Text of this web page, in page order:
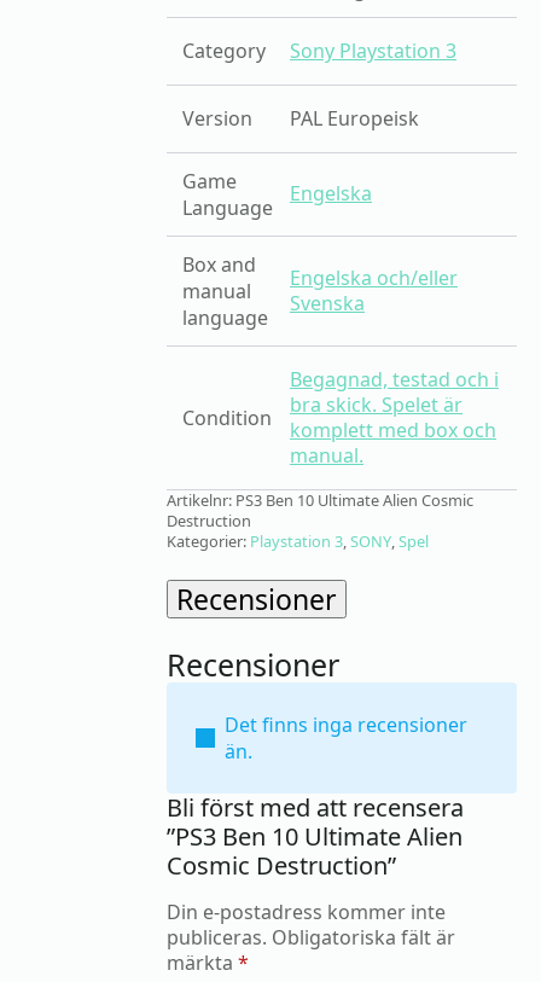
Category Sony Playstation 3
Version PAL Europeisk
Game
Language
Engelska
Box and
manual
language
Engelska och/eller
Svenska
Condition
Begagnad, testad och i
bra skick. Spelet är
komplett med box och
manual.
Artikelnr: PS3 Ben 10 Ultimate Alien Cosmic
Destruction
Kategorier: Playstation 3,SONY,Spel
Recensioner
Recensioner
Det finns inga recensioner
än.
Bli först med att recensera
”PS3 Ben 10 Ultimate Alien
Cosmic Destruction”
Din e-postadress kommer inte
publiceras. Obligatoriska fält är
märkta *